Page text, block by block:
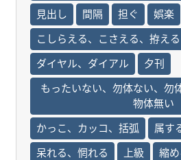
見出し
間隔 担ぐ 娯楽
こしらえる、こさえる、拵える
ダイヤル、ダイアル
夕刊
もったいない、勿体ない、勿
物体無い
かっこ、カッコ、括弧
属す
呆れる、惘れる
上級 縮め